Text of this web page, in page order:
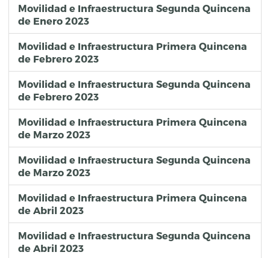
Movilidad e Infraestructura Segunda Quincena
de Enero 2023
Movilidad e Infraestructura Primera Quincena
de Febrero 2023
Movilidad e Infraestructura Segunda Quincena
de Febrero 2023
Movilidad e Infraestructura Primera Quincena
de Marzo 2023
Movilidad e Infraestructura Segunda Quincena
de Marzo 2023
Movilidad e Infraestructura Primera Quincena
de Abril 2023
Movilidad e Infraestructura Segunda Quincena
de Abril 2023